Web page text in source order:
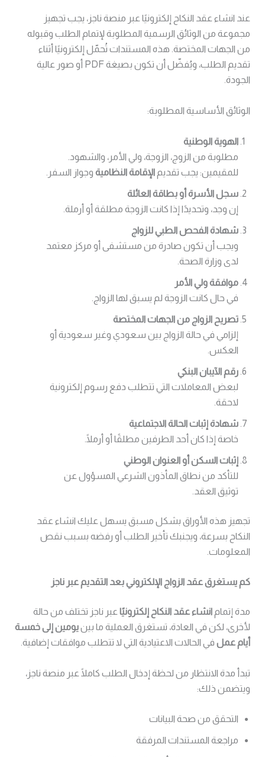
عند انشاء عقد النكاح إلكترونيًا عبر منصة ناجز، يجب تجهيز
مجموعة من الوثائق الرسمية المطلوبة لإتمام الطلب وقبوله
من الجهات المختصة. هذه المستندات تُحمّل إلكترونيًا أثناء
تقديم الطلب، ويُفضّل أن تكون بصيغة PDF أو صور عالية
الجودة.
الوثائق الأساسية المطلوبة:
الهوية الوطنية
مطلوبة من الزوج، الزوجة، ولي الأمر، والشهود.
للمقيمين: يجب تقديم الإقامة النظاميةوجواز السفر.
سجل الأسرة أو بطاقة العائلة
إن وجد، وتحديدًا إذا كانت الزوجة مطلقة أو أرملة.
شهادة الفحص الطبي للزواج
ويجب أن تكون صادرة من مستشفى أو مركز معتمد
لدى وزارة الصحة.
موافقة ولي الأمر
في حال كانت الزوجة لم يسبق لها الزواج.
تصريح الزواج من الجهات المختصة
إلزامي في حالة الزواج بين سعودي وغير سعودية أو
العكس.
رقم الآيبان البنكي
لبعض المعاملات التي تتطلب دفع رسوم إلكترونية
لاحقة.
شهادة إثبات الحالة الاجتماعية
خاصة إذا كان أحد الطرفين مطلقًا أو أرملًا.
إثبات السكن أو العنوان الوطني
للتأكد من نطاق المأذون الشرعي المسؤول عن
توثيق العقد.
تجهيز هذه الأوراق بشكل مسبق يسهل عليك انشاء عقد
النكاح بسرعة، ويجنبك تأخير الطلب أو رفضه بسبب نقص
المعلومات.
كم يستغرق عقد الزواج الإلكتروني بعد التقديم عبر ناجز
مدة إتمام انشاء عقد النكاح إلكترونيًا عبر ناجز تختلف من حالة
لأخرى، لكن في العادة، تستغرق العملية ما بينيومين إلى خمسة
أيام عملفي الحالات الاعتيادية التي لا تتطلب موافقات إضافية.
تبدأ مدة الانتظار من لحظة إدخال الطلب كاملًا عبر منصة ناجز،
ويتضمن ذلك:
التحقق من صحة البيانات
مراجعة المستندات المرفقة